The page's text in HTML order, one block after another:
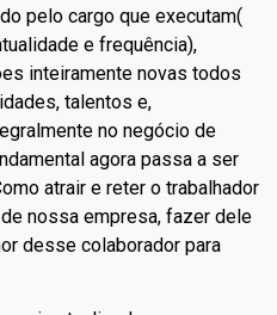
pelo cargo que executam(
e frequência),
inteiramente novas todos
talentos e,
no negócio de
agora passa a ser
atrair e reter o trabalhador
nossa empresa, fazer dele
desse colaborador para